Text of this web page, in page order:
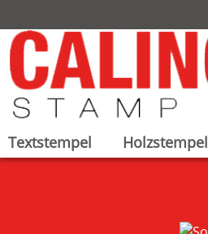
Textstempel Holzstempel